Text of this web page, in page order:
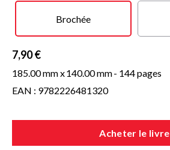
Brochée
7,90 €
185.00 mm x140.00 mm- 144 pages
EAN : 9782226481320
Acheter le livre